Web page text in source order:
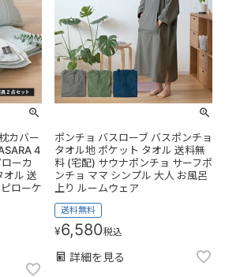
カバー
4
ーカ
オル 送
ローケ
ポンチョ バスローブ バスポンチョ
タオル地 ポケット タオル 送料無
料 (宅配) サウナポンチョ サーフポ
ンチョ ママ シンプル 大人 お風呂
上り ルームウェア
送料無料
¥6,580税込
詳細を見る